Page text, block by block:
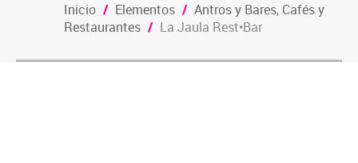
Inicio / Elementos / Antros y Bares, Cafés y
Restaurantes / La Jaula Rest•Bar